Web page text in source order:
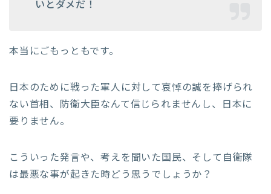
いとダメだ！
本当にごもっともです。
日本のために戦った軍人に対して哀悼の誠を捧げられ
ない首相、防衛大臣なんて信じられませんし、日本に
要りません。
こういった発言や、考えを聞いた国民、そして自衛隊
は最悪な事が起きた時どう思うでしょうか？